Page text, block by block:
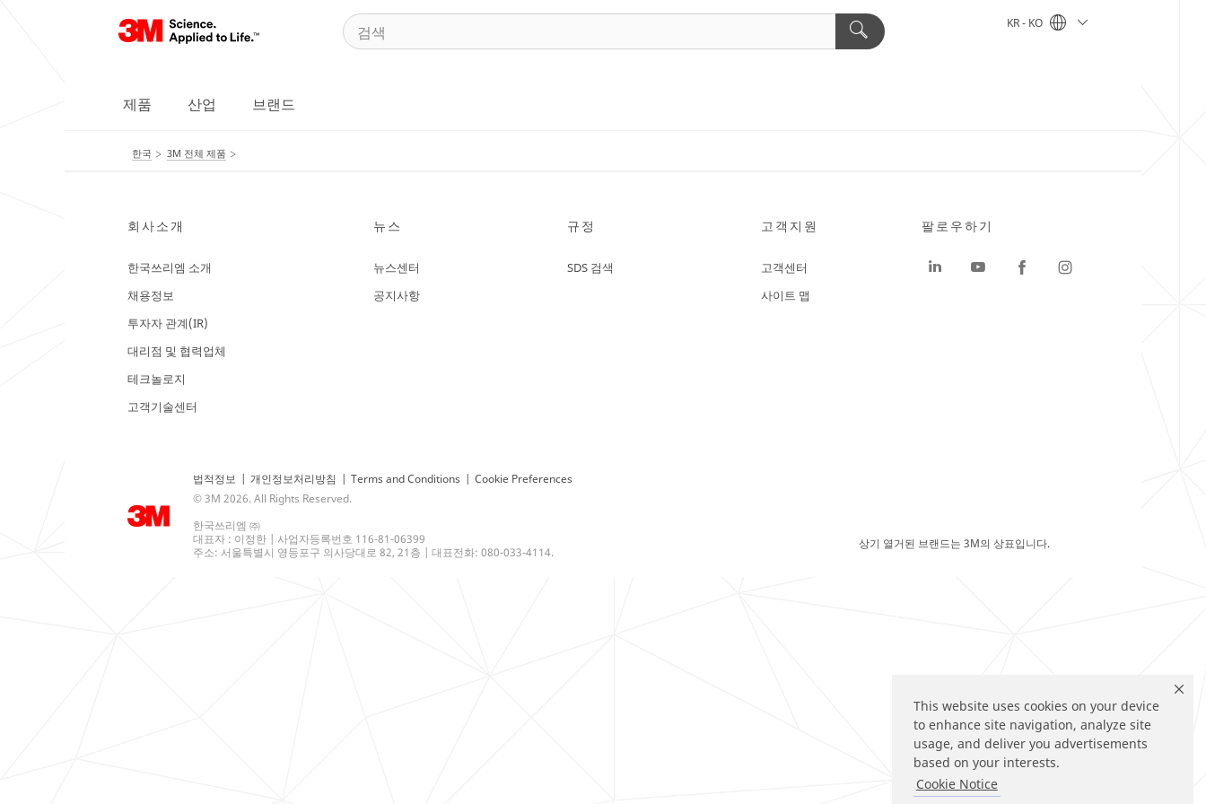
This website uses cookies on your device
to enhance site navigation, analyze site
usage, and deliver you advertisements
based on your interests.
Cookie Notice
KR - KO
제품 산업 브랜드
한국 3M 전체 제품
회사소개
한국쓰리엠 소개
채용정보
투자자 관계(IR)
대리점 및 협력업체
테크놀로지
고객기술센터
뉴스
뉴스센터
공지사항
규정
SDS 검색
고객지원
고객센터
사이트 맵
법적정보 | 개인정보처리방침 | Terms and Conditions | Cookie Preferences
© 3M 2026. All Rights Reserved.
한국쓰리엠 ㈜
대표자 : 이정한 | 사업자등록번호 116-81-06399
주소: 서울특별시 영등포구 의사당대로 82, 21층 | 대표전화: 080-033-4114.
팔로우하기
상기 열거된 브랜드는 3M의 상표입니다.